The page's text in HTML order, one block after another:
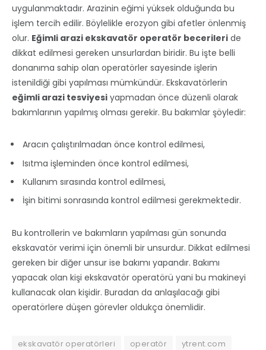
uygulanmaktadır. Arazinin eğimi yüksek olduğunda bu
işlem tercih edilir. Böylelikle erozyon gibi afetler önlenmiş
olur. Eğimli arazi ekskavatör operatör becerileri de
dikkat edilmesi gereken unsurlardan biridir. Bu işte belli
donanıma sahip olan operatörler sayesinde işlerin
istenildiği gibi yapılması mümkündür. Ekskavatörlerin
eğimli arazi tesviyesi yapmadan önce düzenli olarak
bakımlarının yapılmış olması gerekir. Bu bakımlar şöyledir:
Aracın çalıştırılmadan önce kontrol edilmesi,
Isıtma işleminden önce kontrol edilmesi,
Kullanım sırasında kontrol edilmesi,
İşin bitimi sonrasında kontrol edilmesi gerekmektedir.
Bu kontrollerin ve bakımların yapılması gün sonunda
ekskavatör verimi için önemli bir unsurdur. Dikkat edilmesi
gereken bir diğer unsur ise bakımı yapandır. Bakımı
yapacak olan kişi ekskavatör operatörü yani bu makineyi
kullanacak olan kişidir. Buradan da anlaşılacağı gibi
operatörlere düşen görevler oldukça önemlidir.
ekskavatör operatörleri operatör ytrent.com